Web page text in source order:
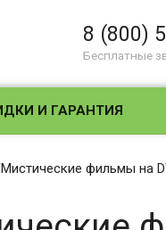
8 (800)
Бесплатные
И ГАРАНТИЯ
Мистические фильмы на